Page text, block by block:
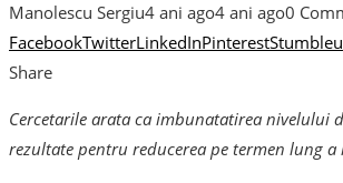
Manolescu Sergiu4 ani ago4 ani ago0
FacebookTwitterLinkedInPinterest
Share
Cercetarile arata ca imbunatatirea nivelului
rezultate pentru reducerea pe termen lung